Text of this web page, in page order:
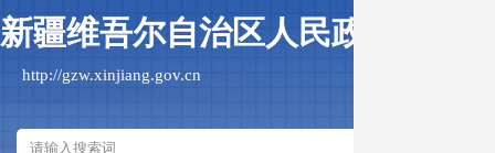
新疆维吾尔自治区人民政府国有
http://gzw.xinjiang.gov.cn